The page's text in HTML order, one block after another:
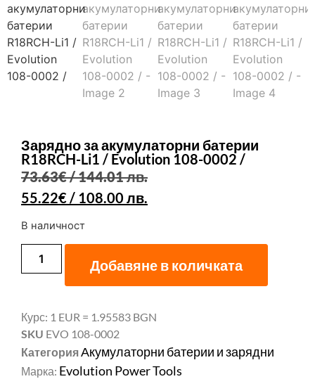
Зарядно за акумулаторни батерии
R18RCH-Li1 / Evolution 108-0002 /
73.63€/ 144.01 лв.
55.22€/ 108.00 лв.
В наличност
Добавяне в количката
Курс: 1 EUR = 1.95583 BGN
SKU EVO 108-0002
КатегорияАкумулаторни батерии и зарядни
Марка: Evolution Power Tools